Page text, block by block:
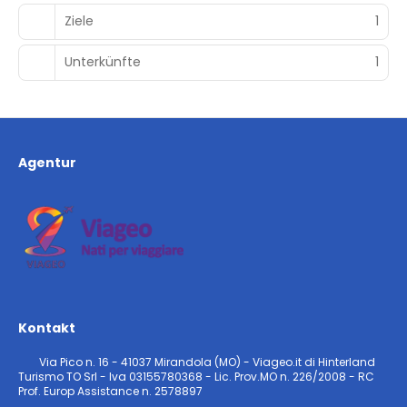
terrace with amazing sea views. Family rooms have a
bedroom and living room and feature a kitchenette.For a
fee, guests can go mountain biking or horse riding.The
pearl of hotel is the Carrubone Restaurant where guests
will be able to sample a great selection of dishes,
Ziele
1
Unterkünfte 1
Agentur
Kontakt
Via Pico n. 16 - 41037 Mirandola (MO) - Viageo.it di Hinterland
Turismo TO Srl - Iva 03155780368 - Lic. Prov.MO n. 226/2008 - RC
Prof. Europ Assistance n. 2578897